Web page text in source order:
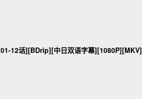
12话][BDrip][中日双语字幕][1080P][MKV]